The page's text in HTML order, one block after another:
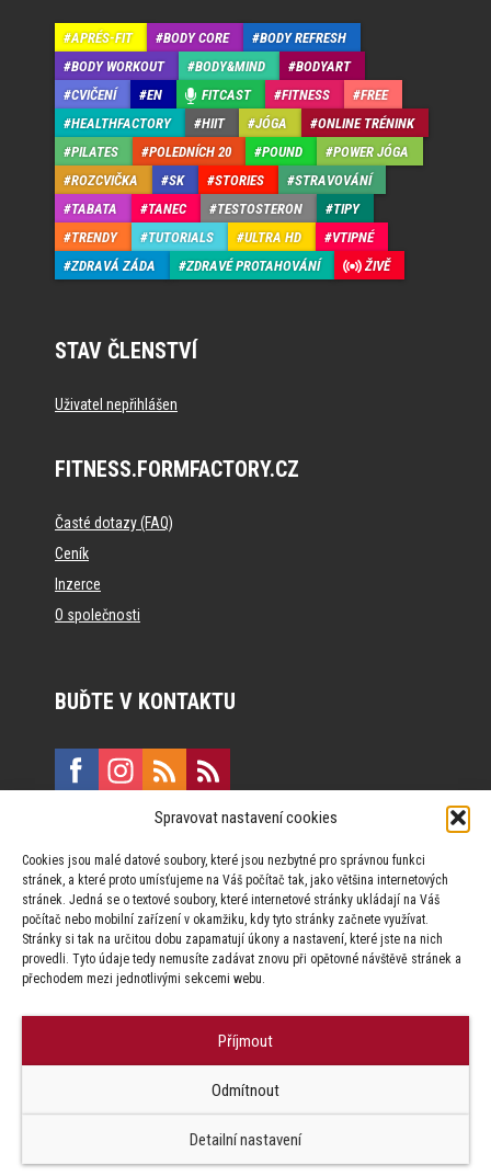
Spravovat nastavení cookies
Cookies jsou malé datové soubory, které jsou nezbytné pro správnou funkci
stránek, a které proto umísťujeme na Váš počítač tak, jako většina internetových
stránek. Jedná se o textové soubory, které internetové stránky ukládají na Váš
počítač nebo mobilní zařízení v okamžiku, kdy tyto stránky začnete využívat.
Stránky si tak na určitou dobu zapamatují úkony a nastavení, které jste na nich
provedli. Tyto údaje tedy nemusíte zadávat znovu při opětovné návštěvě stránek a
přechodem mezi jednotlivými sekcemi webu.
Příjmout
Odmítnout
Detailní nastavení
APRÉS-FIT BODY CORE
BODY REFRESH
BODY WORKOUT
BODY&MIND
BODYART
CVIČENÍ
EN FITCAST FITNESS
FREE
HEALTHFACTORY
HIIT JÓGA
ONLINE TRÉNINK
PILATES
POLEDNÍCH 20 POUND
POWER JÓGA
ROZCVIČKA
SK STORIES
STRAVOVÁNÍ
TABATA
TANEC TESTOSTERON
TIPY
TRENDY
TUTORIALS ULTRA HD
VTIPNÉ
ZDRAVÁ ZÁDA
ZDRAVÉ PROTAHOVÁNÍ ŽIVĚ
STAV ČLENSTVÍ
Uživatel nepřihlášen
FITNESS.FORMFACTORY.CZ
Časté dotazy (FAQ)
Ceník
Inzerce
O společnosti
BUĎTE V KONTAKTU
Vinohradská 190, 130 00 Praha 3
Za publikovaný obsah odpovídají jednotliví autoři.
Factory s.r.o. zapovězeno.